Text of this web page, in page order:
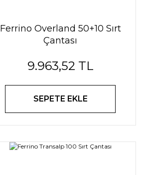
Ferrino Overland 50+10 Sırt
Çantası
9.963,52 TL
SEPETE EKLE